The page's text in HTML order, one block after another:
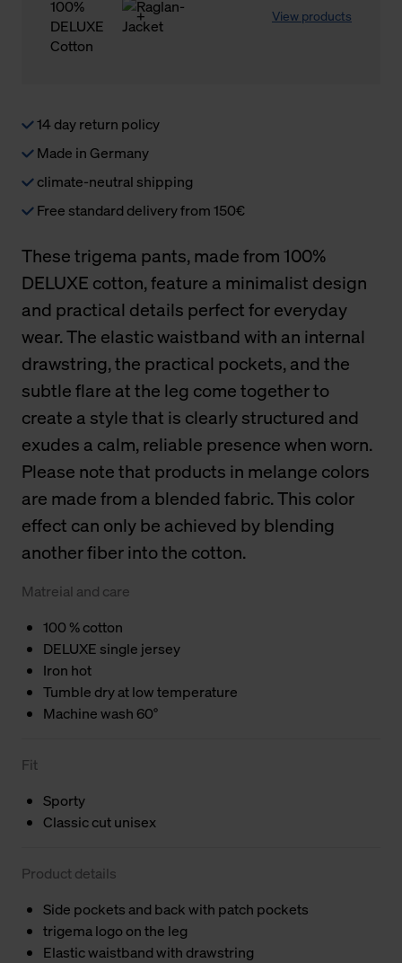
View products
14 day return policy
Made in Germany
climate-neutral shipping
Free standard delivery from 150€
These trigema pants, made from 100%
DELUXE cotton, feature a minimalist design
and practical details perfect for everyday
wear. The elastic waistband with an internal
drawstring, the practical pockets, and the
subtle flare at the leg come together to
create a style that is clearly structured and
exudes a calm, reliable presence when worn.
Please note that products in melange colors
are made from a blended fabric. This color
effect can only be achieved by blending
another fiber into the cotton.
Matreial and care
100 % cotton
DELUXE single jersey
Iron hot
Tumble dry at low temperature
Machine wash 60°
Fit
Sporty
Classic cut unisex
Product details
Side pockets and back with patch pockets
trigema logo on the leg
Elastic waistband with drawstring